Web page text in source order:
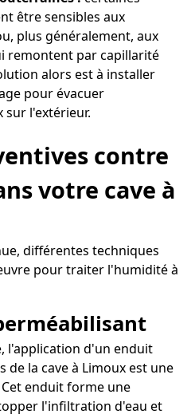
être sensibles aux
plus généralement, aux
remontent par capillarité
alors est à installer
pour évacuer
sur l'extérieur.
contre
votre cave à
différentes techniques
pour traiter l'humidité à
l'application d'un enduit
de la cave à Limoux est une
enduit forme une
l'infiltration d'eau et